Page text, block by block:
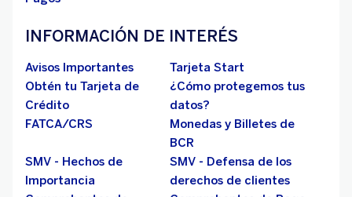
INFORMACIÓN DE INTERÉS
Avisos Importantes
Tarjeta Start
Obtén tu Tarjeta de
Crédito
¿Cómo protegemos tus
datos?
FATCA/CRS
Monedas y Billetes de
BCR
SMV - Hechos de
Importancia
SMV - Defensa de los
derechos de clientes